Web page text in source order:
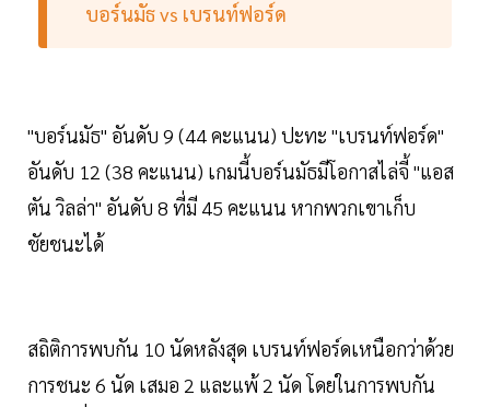
บอร์นมัธ vs เบรนท์ฟอร์ด
"บอร์นมัธ" อันดับ 9 (44 คะแนน) ปะทะ "เบรนท์ฟอร์ด"
อันดับ 12 (38 คะแนน) เกมนี้บอร์นมัธมีโอกาสไล่จี้ "แอส
ตัน วิลล่า" อันดับ 8 ที่มี 45 คะแนน หากพวกเขาเก็บ
ชัยชนะได้
สถิติการพบกัน 10 นัดหลังสุด เบรนท์ฟอร์ดเหนือกว่าด้วย
การชนะ 6 นัด เสมอ 2 และแพ้ 2 นัด โดยในการพบกัน